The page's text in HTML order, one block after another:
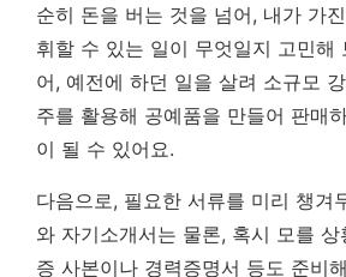
순히 돈을 버는 것을 넘어, 내가 가
휘할 수 있는 일이 무엇일지 고민해
어, 예전에 하던 일을 살려 소규모
주를 활용해 공예품을 만들어 판매
이 될 수 있어요.
다음으로, 필요한 서류를 미리 챙겨
와 자기소개서는 물론, 혹시 모를
증 사본이나 경력증명서 등도 준비